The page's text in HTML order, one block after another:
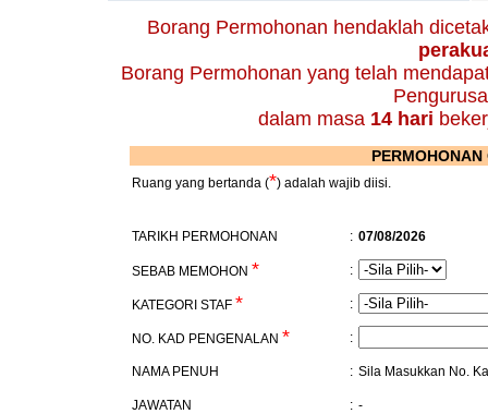
Borang Permohonan hendaklah
Borang Permohonan yang telah
dalam masa 14 hari
Ruang yang bertanda (*) adalah wajib diisi.
TARIKH PERMOHONAN : 07/08/2026
SEBAB MEMOHON * :
KATEGORI STAF * :
NO. KAD PENGENALAN * :
NAMA PENUH : Sila Masukkan No.
JAWATAN : -